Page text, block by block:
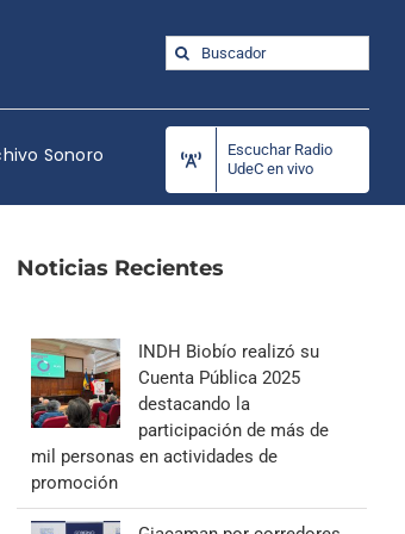
Buscar:
Sonoro
Escuchar Radio
UdeC en vivo
Noticias Recientes
INDH Biobío realizó su
Cuenta Pública 2025
destacando la
participación de más de
mil personas en actividades de
promoción